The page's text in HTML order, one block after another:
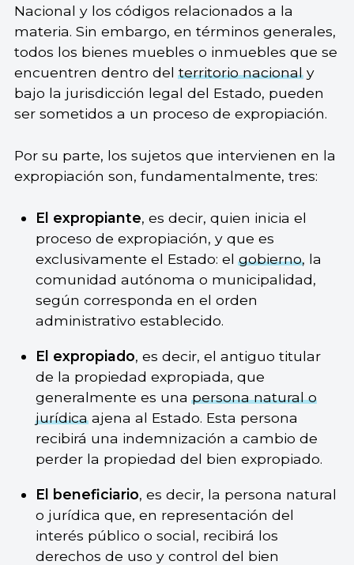
Nacional y los códigos relacionados a la
materia. Sin embargo, en términos generales,
todos los bienes muebles o inmuebles que se
encuentren dentro delterritorio nacionaly
bajo la jurisdicción legal del Estado, pueden
ser sometidos a un proceso de expropiación.
Por su parte, los sujetos que intervienen en la
expropiación son, fundamentalmente, tres:
El expropiante, es decir, quien inicia el
proceso de expropiación, y que es
exclusivamente el Estado: elgobierno, la
comunidad autónoma o municipalidad,
según corresponda en el orden
administrativo establecido.
El expropiado, es decir, el antiguo titular
de la propiedad expropiada, que
generalmente es unapersona natural o
jurídicaajena al Estado. Esta persona
recibirá una indemnización a cambio de
perder la propiedad del bien expropiado.
El beneficiario, es decir, la persona natural
o jurídica que, en representación del
interés público o social, recibirá los
derechos de uso y control del bien